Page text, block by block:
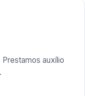
auxílio